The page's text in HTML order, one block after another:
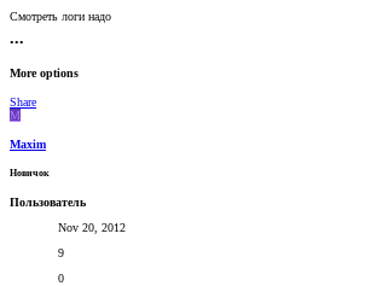
Смотреть логи надо
•••
More options
Share
M
Maxim
Новичок
Пользователь
Nov 20, 2012
9
0